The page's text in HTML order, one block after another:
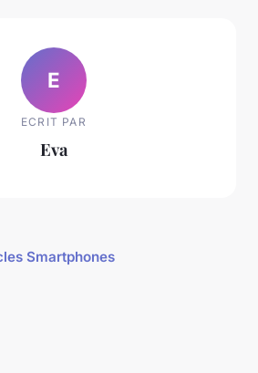
E
ECRIT PAR
Eva
Smartphones